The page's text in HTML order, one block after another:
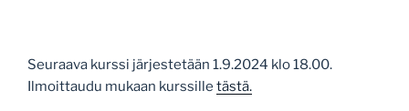
Seuraava kurssi järjestetään 1.9.2024 klo 18.00.
Ilmoittaudu mukaan kurssille tästä.